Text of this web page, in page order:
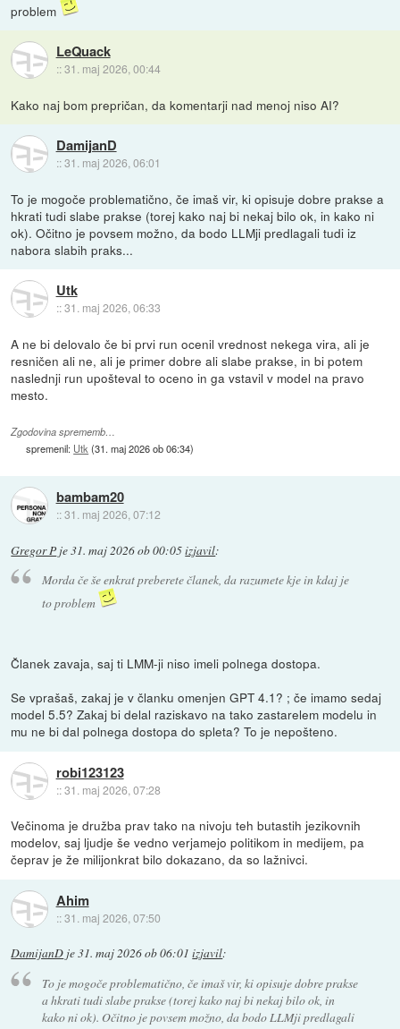
problem
LeQuack
::31. maj 2026, 00:44
Kako naj bom prepričan, da komentarji nad menoj niso AI?
DamijanD
::31. maj 2026, 06:01
To je mogoče problematično, če imaš vir, ki opisuje dobre prakse a
hkrati tudi slabe prakse (torej kako naj bi nekaj bilo ok, in kako ni
ok). Očitno je povsem možno, da bodo LLMji predlagali tudi iz
nabora slabih praks...
Utk
::31. maj 2026, 06:33
A ne bi delovalo če bi prvi run ocenil vrednost nekega vira, ali je
resničen ali ne, ali je primer dobre ali slabe prakse, in bi potem
naslednji run upošteval to oceno in ga vstavil v model na pravo
mesto.
Zgodovina sprememb…
spremenil: Utk (31. maj 2026 ob 06:34)
bambam20
::31. maj 2026, 07:12
Gregor P je31. maj 2026 ob 00:05izjavil:
Morda če še enkrat preberete članek, da razumete kje in kdaj je
to problem
Članek zavaja, saj ti LMM-ji niso imeli polnega dostopa.
Se vprašaš, zakaj je v članku omenjen GPT 4.1? ; če imamo sedaj
model 5.5? Zakaj bi delal raziskavo na tako zastarelem modelu in
mu ne bi dal polnega dostopa do spleta? To je nepošteno.
robi123123
::31. maj 2026, 07:28
Večinoma je družba prav tako na nivoju teh butastih jezikovnih
modelov, saj ljudje še vedno verjamejo politikom in medijem, pa
čeprav je že milijonkrat bilo dokazano, da so lažnivci.
Ahim
::31. maj 2026, 07:50
DamijanD je31. maj 2026 ob 06:01 izjavil:
To je mogoče problematično, če imaš vir, ki opisuje dobre prakse
a hkrati tudi slabe prakse (torej kako naj bi nekaj bilo ok, in
kako ni ok). Očitno je povsem možno, da bodo LLMji predlagali